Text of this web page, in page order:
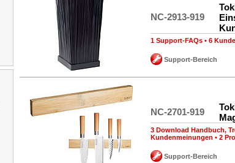
NC-2913-919
1 Support-FAQs • 6
Support-Bereich
NC-2701-919
3 Download Handbuch,
Kundenmeinungen • 2
Support-Bereich